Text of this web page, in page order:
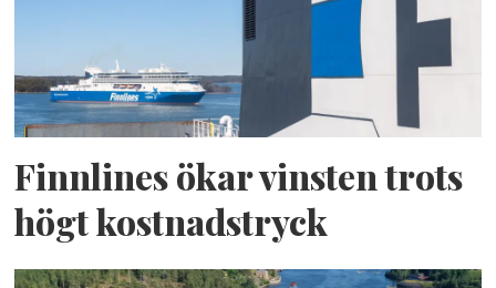
Finnlines ökar vinsten trots
högt kostnadstryck